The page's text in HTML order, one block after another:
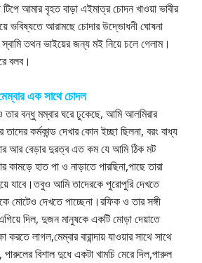
আমার বৃহত বাড়া এইমাত্র চোদন খাওয়া ভাবীর
ভবিষ্যতে আরামছে চোদার উদ্ভোধনী ঘোষনা
তথন ভাইয়ের জন্য মই নিয়ে চলে গেলাম।
বলব।
এক সাথে চোদল
তার বন্ধু মম্বার ঘরে ঢুকেছে, আমি আলমিরার
কর্মকান্ড দেখার কোন ইচ্ছা ছিলনা, বরং বাধ্য
আর বেড়ার দুরত্ব এত কম যে আমি ঠিক মট
কামড়ে হাত পা ও নাড়াতে পারছিনা,পাছে তারা
যাবে।তবুও আমি তাদেরকে পুরোপুরি দেখতে
মোটেও দেখতে পাচ্ছেনা।রফিক ও তার সঙ্গী
দিল, দুজন মানুষকে একটি মোড়া দেয়াতে
করতে লাগল,মেম্বার বারান্দায় যাওয়ার সাথে সাথে
বিশাল দুধে একটা খামচি মেরে দিল,পারুল